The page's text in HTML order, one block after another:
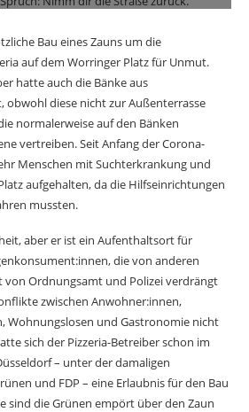
Bau eines Zauns um die
auf dem Worringer Platz für Unmut.
hatte auch die Bänke aus
obwohl diese nicht zur Außenterrasse
normalerweise auf den Bänken
vertreiben. Seit Anfang der Corona-
Menschen mit Suchterkrankung und
aufgehalten, da die Hilfseinrichtungen
mussten.
aber er ist ein Aufenthaltsort für
die von anderen
von Ordnungsamt und Polizei verdrängt
zwischen Anwohner:innen,
Wohnungslosen und Gastronomie nicht
sich der Pizzeria-Betreiber schon im
– unter der damaligen
und FDP – eine Erlaubnis für den Bau
sind die Grünen empört über den Zaun